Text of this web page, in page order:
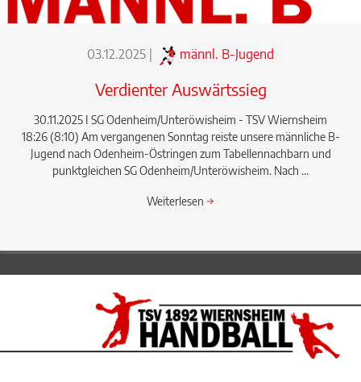
03.12.2025 männl. B-Jugend
Verdienter Auswärtssieg
30.11.2025 I SG Odenheim/Unteröwisheim - TSV Wiernsheim
18:26 (8:10) Am vergangenen Sonntag reiste unsere männliche B-
Jugend nach Odenheim-Östringen zum Tabellennachbarn und
punktgleichen SG Odenheim/Unteröwisheim. Nach ...
Weiterlesen →